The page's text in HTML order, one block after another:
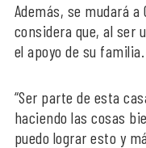
Además, se mudará a
considera que, al ser
el apoyo de su familia.
“Ser parte de esta
haciendo las cosas
puedo lograr esto y